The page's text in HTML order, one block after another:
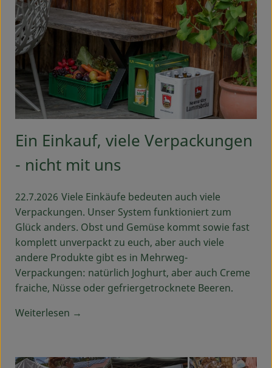
Ein Einkauf, viele Verpackungen
- nicht mit uns
22.7.2026 Viele Einkäufe bedeuten auch viele
Verpackungen. Unser System funktioniert zum
Glück anders. Obst und Gemüse kommt sowie fast
komplett unverpackt zu euch, aber auch viele
andere Produkte gibt es in Mehrweg-
Verpackungen: natürlich Joghurt, aber auch Creme
fraiche, Nüsse oder gefriergetrocknete Beeren.
Weiterlesen →